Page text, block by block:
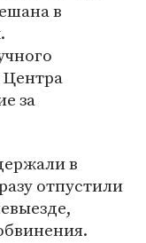
в
Центра
за
в
отпустили